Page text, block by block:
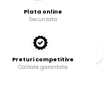
Plata online
Securizata
Preturi competitive
Calitate garantata